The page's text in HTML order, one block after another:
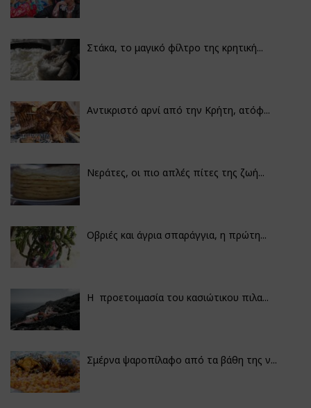
Στάκα, το μαγικό φίλτρο της κρητική...
Αντικριστό αρνί από την Κρήτη, ατόφ...
Νεράτες, οι πιο απλές πίτες της ζωή...
Οβριές και άγρια σπαράγγια, η πρώτη...
Η προετοιμασία του κασιώτικου πιλα...
Σμέρνα ψαροπίλαφο από τα βάθη της ν...